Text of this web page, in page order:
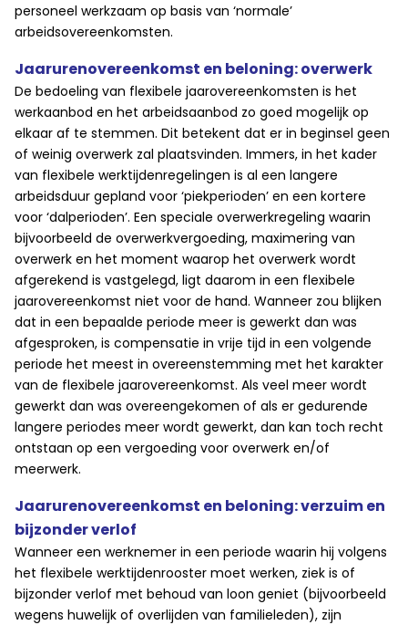
personeel werkzaam op basis van ‘normale’
arbeidsovereenkomsten.
Jaarurenovereenkomst en beloning: overwerk
De bedoeling van flexibele jaarovereenkomsten is het
werkaanbod en het arbeidsaanbod zo goed mogelijk op
elkaar af te stemmen. Dit betekent dat er in beginsel geen
of weinig overwerk zal plaatsvinden. Immers, in het kader
van flexibele werktijdenregelingen is al een langere
arbeidsduur gepland voor ‘piekperioden’ en een kortere
voor ‘dalperioden’. Een speciale overwerkregeling waarin
bijvoorbeeld de overwerkvergoeding, maximering van
overwerk en het moment waarop het overwerk wordt
afgerekend is vastgelegd, ligt daarom in een flexibele
jaarovereenkomst niet voor de hand. Wanneer zou blijken
dat in een bepaalde periode meer is gewerkt dan was
afgesproken, is compensatie in vrije tijd in een volgende
periode het meest in overeenstemming met het karakter
van de flexibele jaarovereenkomst. Als veel meer wordt
gewerkt dan was overeengekomen of als er gedurende
langere periodes meer wordt gewerkt, dan kan toch recht
ontstaan op een vergoeding voor overwerk en/of
meerwerk.
Jaarurenovereenkomst en beloning: verzuim en
bijzonder verlof
Wanneer een werknemer in een periode waarin hij volgens
het flexibele werktijdenrooster moet werken, ziek is of
bijzonder verlof met behoud van loon geniet (bijvoorbeeld
wegens huwelijk of overlijden van familieleden), zijn